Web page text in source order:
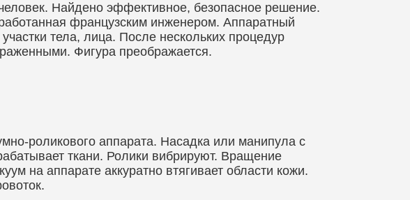
Найдено эффективное, безопасное решение.
французским инженером. Аппаратный
тела, лица. После нескольких процедур
Фигура преображается.
роликового аппарата. Насадка или манипула с
ткани. Ролики вибрируют. Вращение
на аппарате аккуратно втягивает области кожи.